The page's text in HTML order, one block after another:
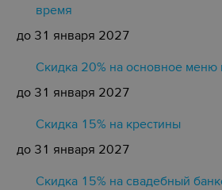
время
до 31 января 2027
Скидка 20% на основное меню
до 31 января 2027
Скидка 15% на крестины
до 31 января 2027
Cкидка 15% на свадебный